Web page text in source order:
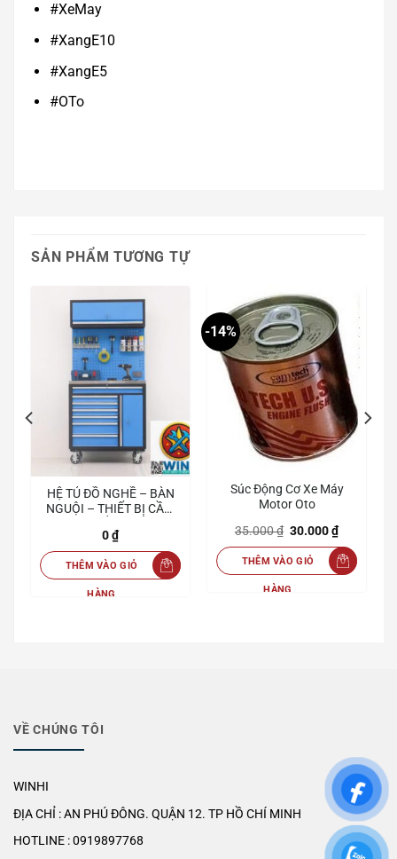
#XeMay
#XangE10
#XangE5
#OTo
SẢN PHẨM TƯƠNG TỰ
HỆ TỦ ĐỒ NGHỀ – BÀN
NGUỘI – THIẾT BỊ CẦM
TRƯỜNG
0₫
THÊM VÀO GIỎ
HÀNG
-14%
Súc Động Cơ Xe Máy
Motor Oto
35.000₫ Giá
35.000 ₫.
30.000₫Giá
hiện
tại
là:
30.000 ₫.
THÊM VÀO GIỎ
HÀNG
₫.
VỀ CHÚNG TÔI
WINHI
ĐỊA CHỈ : AN PHÚ ĐÔNG. QUẬN 12. TP HỒ CHÍ MINH
HOTLINE : 0919897768